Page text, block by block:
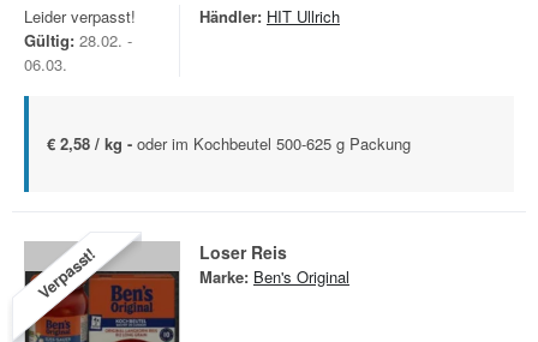
Leider verpasst!
Gültig: 28.02. -
06.03.
Händler: HIT Ullrich
€ 2,58 / kg - oder im Kochbeutel 500-625 g Packung
Verpasst! Loser Reis
Marke: Ben's Original